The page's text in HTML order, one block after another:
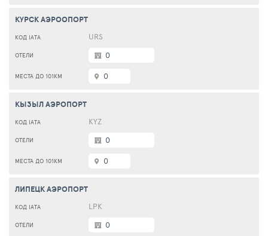
КУРСК АЭРООПОРТ
URS
0
0
КЫЗЫЛ АЭРОПОРТ
KYZ
0
0
ЛИПЕЦК АЭРОПОРТ
LPK
0